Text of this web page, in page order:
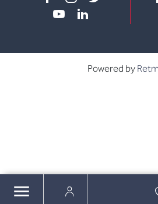
Facebook
instagram
twitter
Powered by